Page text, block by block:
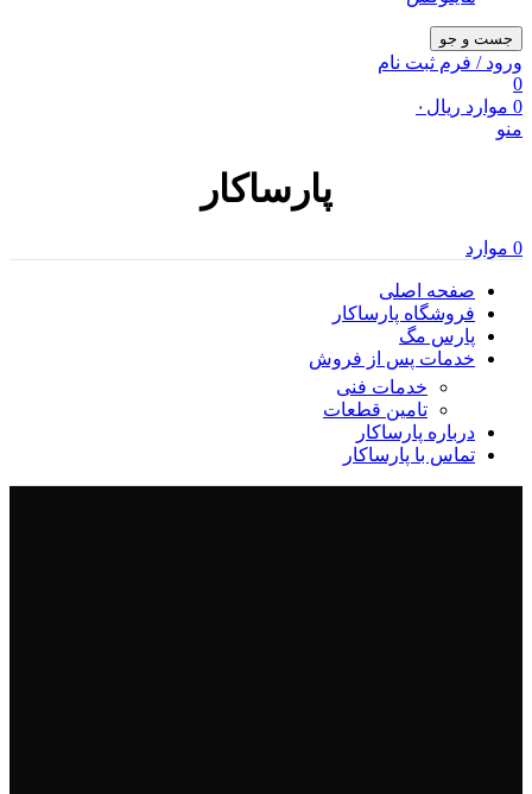
جست و جو
ورود / فرم ثبت نام
0
0 موارد ریال ۰
منو
پارساکار
0 موارد
صفحه اصلی
فروشگاه پارساکار
پارس مگ
خدمات پس از فروش
خدمات فنی
تامین قطعات
درباره پارساکار
تماس با پارساکار